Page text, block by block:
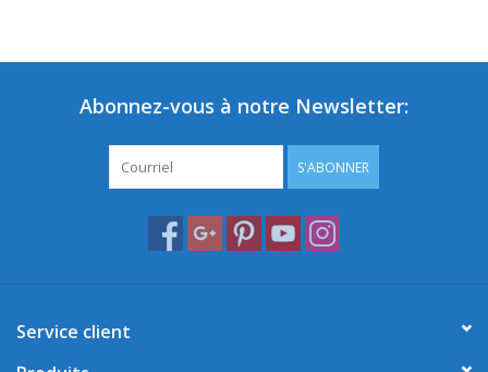
Abonnez-vous à notre Newsletter:
S'ABONNER
Service client